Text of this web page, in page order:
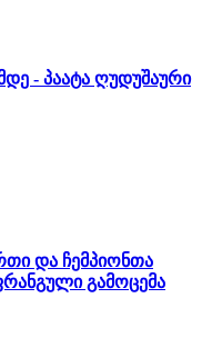
- პაატა ღუდუშაური
და ჩემპიონთა
გამოცემა